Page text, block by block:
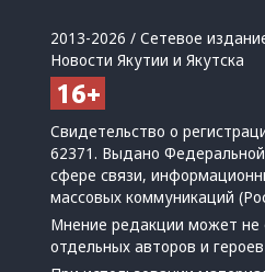
2013-2026 / Сетевое
Новости Якутии и Якутска
Свидетельство о
62371. Выдано
сфере связи,
массовых коммуникаций
Мнение редакции может не
отдельных авторов и